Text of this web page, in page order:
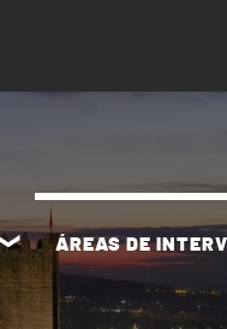
ÁREAS DE